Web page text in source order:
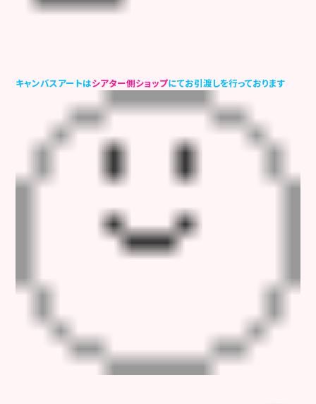
キャンバスアートはシアター側ショップにてお引渡しを行っております